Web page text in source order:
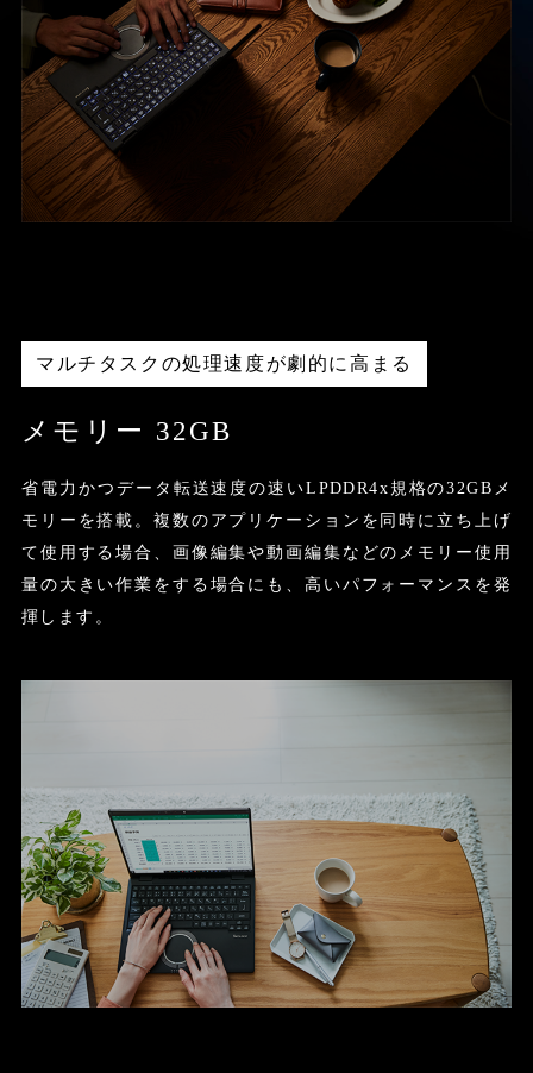
マルチタスクの処理速度が劇的に高まる
メモリー 32GB
省電力かつデータ転送速度の速いLPDDR4x規格の32GBメ
モリーを搭載。複数のアプリケーションを同時に立ち上げ
て使用する場合、画像編集や動画編集などのメモリー使用
量の大きい作業をする場合にも、高いパフォーマンスを発
揮します。